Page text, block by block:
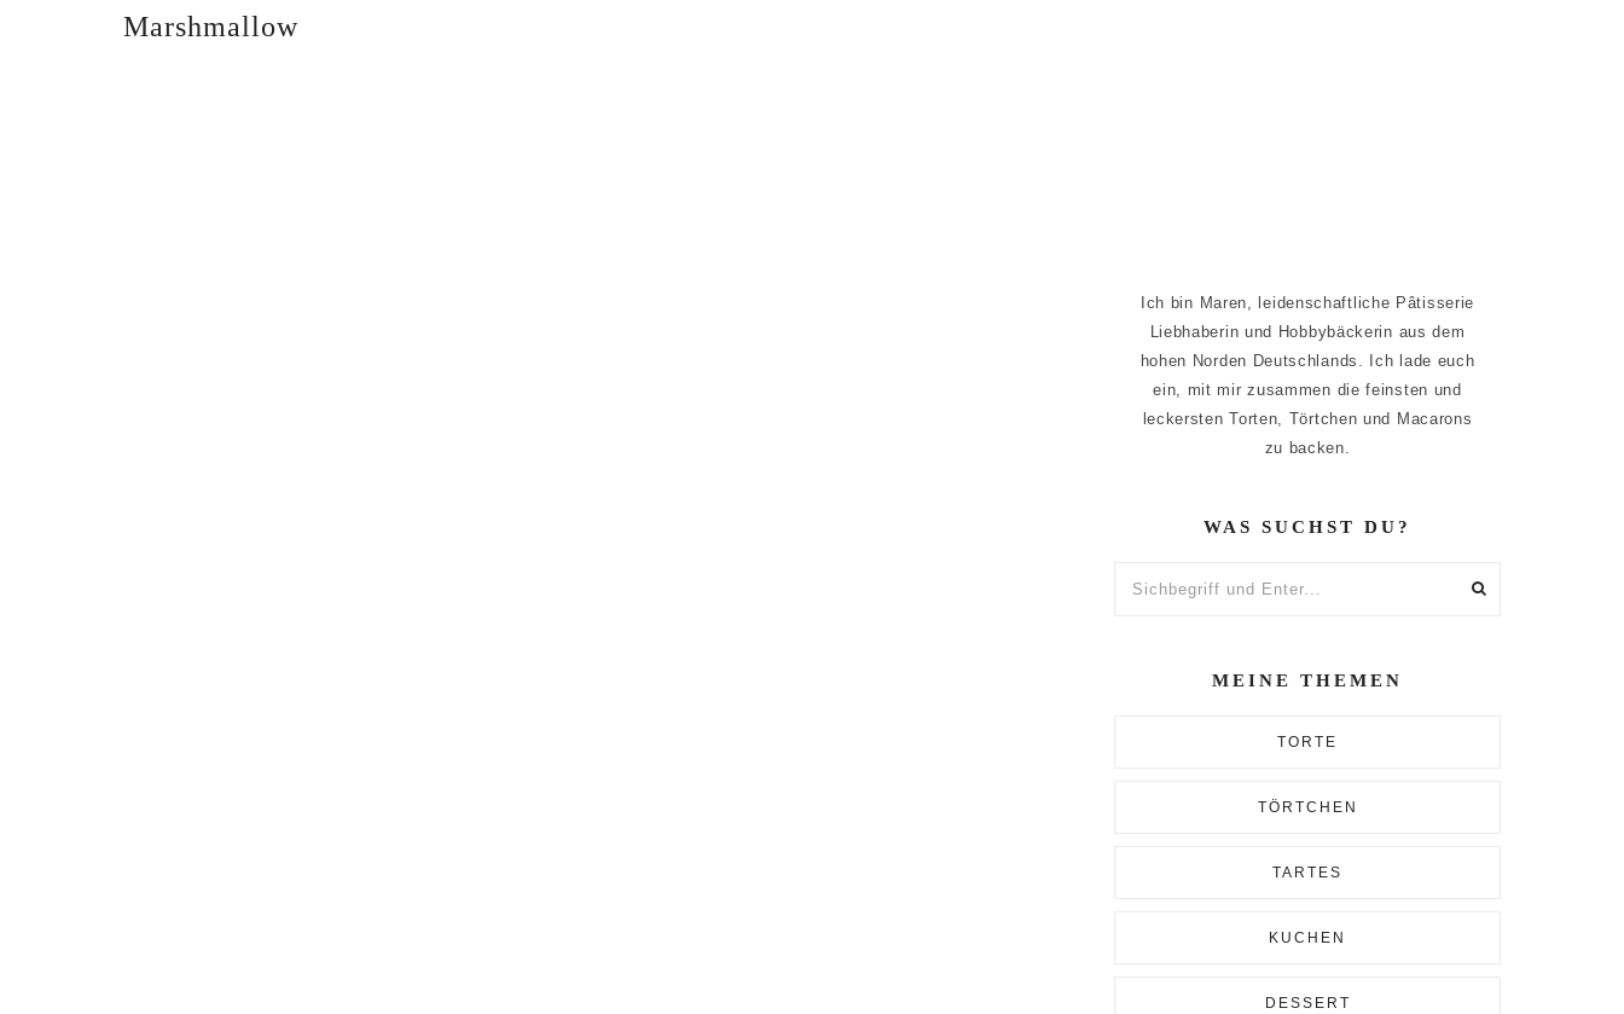
Marshmallow
Ich bin Maren, leidenschaftliche Pâtisserie
Liebhaberin und Hobbybäckerin aus dem
hohen Norden Deutschlands. Ich lade euch
ein, mit mir zusammen die feinsten und
leckersten Torten, Törtchen und Macarons
zu backen.
WAS SUCHST DU?
MEINE THEMEN
TORTE
TÖRTCHEN
TARTES
KUCHEN
DESSERT